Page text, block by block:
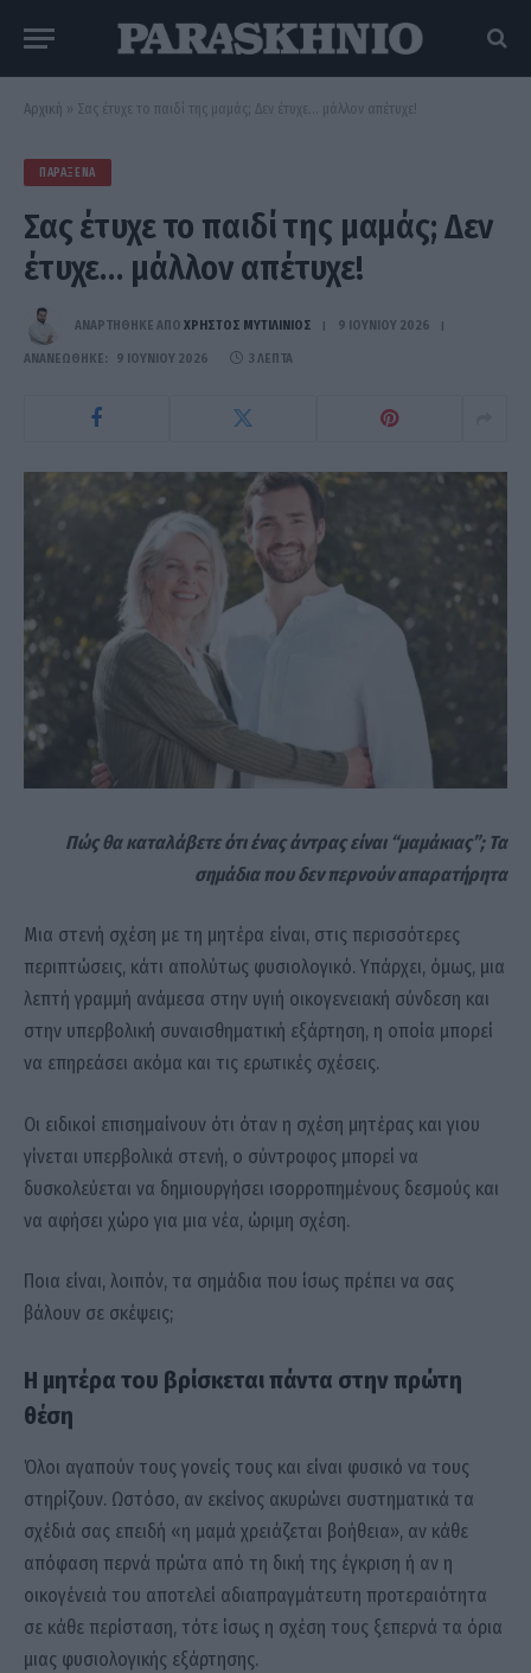
Αρχική » Σας έτυχε το παιδί της μαμάς; Δεν έτυχε… μάλλον απέτυχε!
ΠΑΡΆΞΕΝΑ
Σας έτυχε το παιδί της μαμάς; Δεν
έτυχε… μάλλον απέτυχε!
ΑΝΑΡΤΗΘΗΚΕ ΑΠΟ ΧΡΉΣΤΟΣ ΜΥΤΙΛΙΝΙΌΣ 9 ΙΟΥΝΊΟΥ 2026
ΑΝΑΝΕΏΘΗΚΕ: 9 ΙΟΥΝΊΟΥ 2026 3 ΛΕΠΤΆ
Πώς θα καταλάβετε ότι ένας άντρας είναι “μαμάκιας”; Τα
σημάδια που δεν περνούν απαρατήρητα
Μια στενή σχέση με τη μητέρα είναι, στις περισσότερες
περιπτώσεις, κάτι απολύτως φυσιολογικό. Υπάρχει, όμως, μια
λεπτή γραμμή ανάμεσα στην υγιή οικογενειακή σύνδεση και
στην υπερβολική συναισθηματική εξάρτηση, η οποία μπορεί
να επηρεάσει ακόμα και τις ερωτικές σχέσεις.
Οι ειδικοί επισημαίνουν ότι όταν η σχέση μητέρας και γιου
γίνεται υπερβολικά στενή, ο σύντροφος μπορεί να
δυσκολεύεται να δημιουργήσει ισορροπημένους δεσμούς και
να αφήσει χώρο για μια νέα, ώριμη σχέση.
Ποια είναι, λοιπόν, τα σημάδια που ίσως πρέπει να σας
βάλουν σε σκέψεις;
Η μητέρα του βρίσκεται πάντα στην πρώτη
θέση
Όλοι αγαπούν τους γονείς τους και είναι φυσικό να τους
στηρίζουν. Ωστόσο, αν εκείνος ακυρώνει συστηματικά τα
σχέδιά σας επειδή «η μαμά χρειάζεται βοήθεια», αν κάθε
απόφαση περνά πρώτα από τη δική της έγκριση ή αν η
οικογένειά του αποτελεί αδιαπραγμάτευτη προτεραιότητα
σε κάθε περίσταση, τότε ίσως η σχέση τους ξεπερνά τα όρια
μιας φυσιολογικής εξάρτησης.